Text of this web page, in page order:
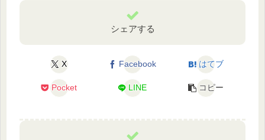
シェアする
X Facebook はてブ
Pocket LINE コピー